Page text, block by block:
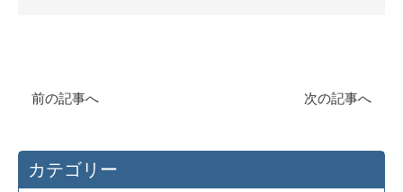
前の記事へ 次の記事へ
カテゴリー